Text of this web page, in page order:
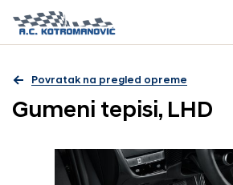
Povratak na pregled opreme
Gumeni tepisi, LHD